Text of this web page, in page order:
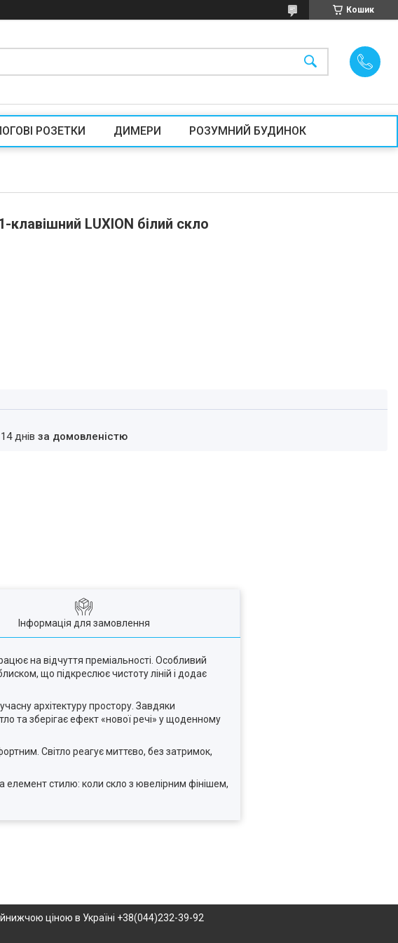
Кошик
РОЗЕТКИ ДИМЕРИ РОЗУМНИЙ БУДИНОК
клавішний LUXION білий скло
днівза домовленістю
Інформація для замовлення
на відчуття преміальності. Особливий
що підкреслює чистоту ліній і додає
архітектуру простору. Завдяки
та зберігає ефект «нової речі» у щоденному
Світло реагує миттєво, без затримок,
елемент стилю: коли скло з ювелірним фінішем,
ціною в Україні +38(044)232-39-92